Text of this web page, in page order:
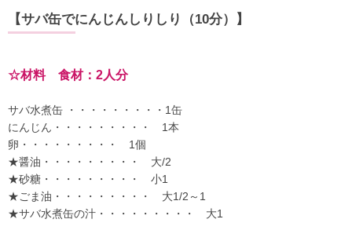
【サバ缶でにんじんしりしり（10分）】
☆材料 食材：2人分
サバ水煮缶 ・・・・・・・・・1缶
にんじん・・・・・・・・・ 1本
卵・・・・・・・・・ 1個
★醤油・・・・・・・・・ 大/2
★砂糖・・・・・・・・・ 小1
★ごま油・・・・・・・・・ 大1/2～1
★サバ水煮缶の汁・・・・・・・・・ 大1